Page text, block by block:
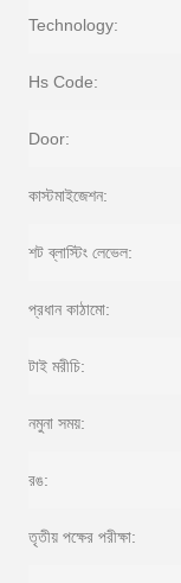
Technology:
Hs Code:
Door:
কাস্টমাইজেশন:
শট ব্লাস্টিং লেভেল:
প্রধান কাঠামো:
টাই মরীচি:
নমুনা সময়:
রঙ:
তৃতীয় পক্ষের পরীক্ষা: